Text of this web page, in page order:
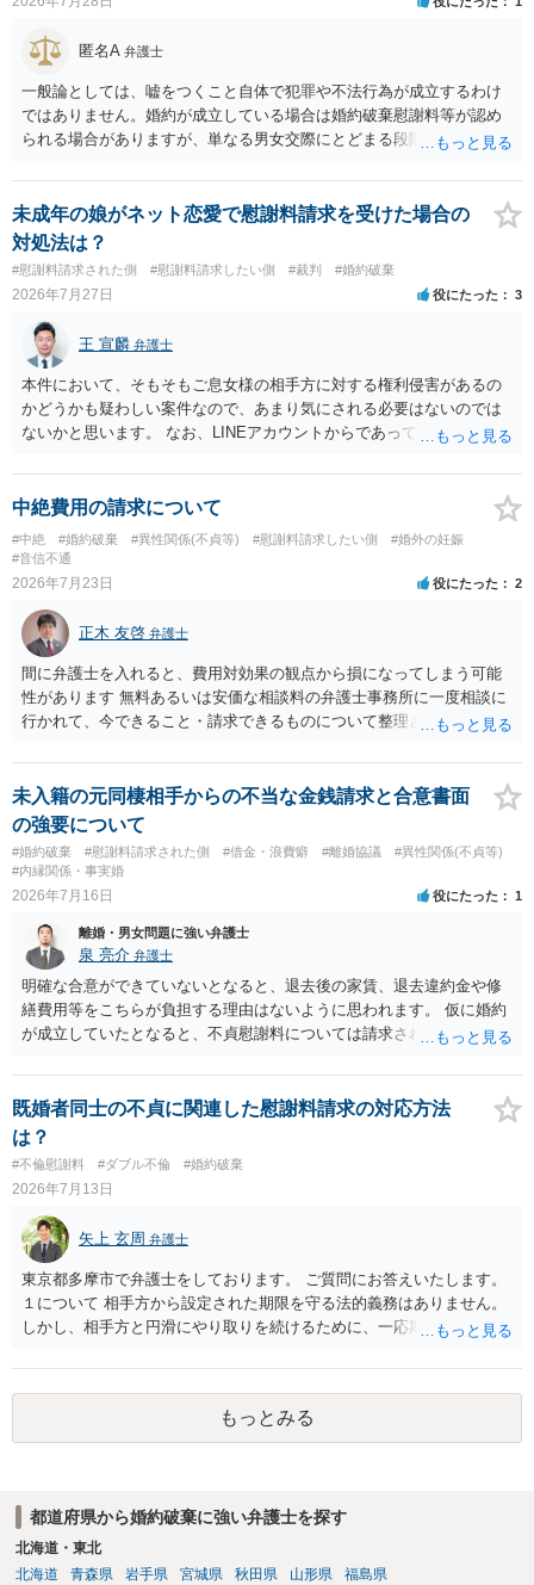
匿名A 弁護士
一般論としては、嘘をつくこと自体で犯罪や不法行為が成立するわけ
ではありません。婚約が成立している場合は婚約破棄慰謝料等が認め
られる場合がありますが、単なる男女交際にとどまる段階の場合、独
慰謝料は生じないことが多いと思われます。 お怒りはごもっともです
が、仮に交際を進めたとしても後に相手を信頼できなくなる可能性が
高かったということですので、むしろ結婚しなくてよかったと割り切
って、交際を終わらせるのがよいと思います。
未成年の娘がネット恋愛で慰謝料請求を受けた場合の
対処法は？
#慰謝料請求された側 #慰謝料請求したい側 #裁判 #婚約破棄
2026年7月27日 役にたった 3
王 宣麟 弁護士
本件において、そもそもご息女様の相手方に対する権利侵害があるの
かどうかも疑わしい案件なので、あまり気にされる必要はないのでは
ないかと思います。 なお、LINEアカウントからであっても、そこに紐
るパターンはありえるものの、本件のような精神的損害が発生したと
明確にいえないような案件において開示がなされる可能性も低いので
中絶費用の請求について
#中絶 #婚約破棄 #異性関係(不貞等) #慰謝料請求したい側
#婚外の妊娠
#音信不通
2026年7月23日 役にたった 2
正木 友啓 弁護士
間に弁護士を入れると、費用対効果の観点から損になってしまう可能
性があります 無料あるいは安価な相談料の弁護士事務所に一度相談に
行かれて、今できること・請求できるものについて整理されるのがよ
未入籍の元同棲相手からの不当な金銭請求と合意書面
の強要について
#婚約破棄 #慰謝料請求された側 #借金・浪費癖 #離婚協議
#異性関係(不貞等)
#内縁関係・事実婚
2026年7月16日 役にたった 1
離婚・男女問題に強い弁護士
泉 亮介 弁護士
明確な合意ができていないとなると、退去後の家賃、退去違約金や修
繕費用等をこちらが負担する理由はないように思われます。 仮に婚約
が成立していたとなると、不貞慰謝料については請求される可能性が
れば早めに弁護士に相談し、弁護士から回答をさせると良いでしょ
う。
既婚者同士の不貞に関連した慰謝料請求の対応方法
は？
#不倫慰謝料 #ダブル不倫 #婚約破棄
2026年7月13日
矢上 玄周 弁護士
東京都多摩市で弁護士をしております。 ご質問にお答えいたします。
１について 相手方から設定された期限を守る法的義務はありません。
しかし、相手方と円滑にやり取りを続けるために、一応期限を守って
が、期限を守らないのもご不安という場合には、「弁護士に相談して
から連絡するので少々お待ちください」という旨の連絡を入れておく
こともあります。 ２について 求償権の請求と婚約破棄の慰謝料請求
は、法的には別の議論ではありますが、事実上の繋がりがないわけで
負担割合が高くなり、婚約破棄の慰謝料も払う必要が生じるという可
能性もないわけではありません。 ただし、法律上重婚は認められてい
ないので、既婚者同士の婚約が成立するかといわれると、成立しない
もっとみる
都道府県から婚約破棄に強い弁護士を探す
北海道・東北
北海道
青森県 岩手県 宮城県 秋田県 山形県 福島県